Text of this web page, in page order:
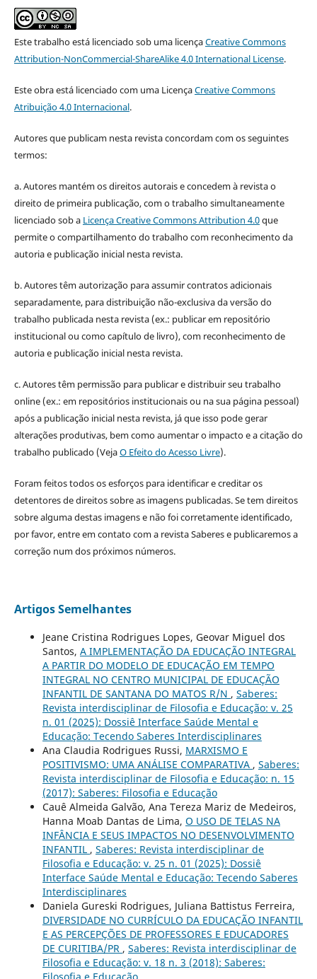
Este trabalho está licenciado sob uma licençaCreative Commons
Attribution-NonCommercial-ShareAlike 4.0 International License.
Este obra está licenciado com uma LicençaCreative Commons
Atribuição 4.0 Internacional.
Autores que publicam nesta revista concordam com os seguintes
termos:
a. Autores mantém os direitos autorais e concedem à revista o
direito de primeira publicação, com o trabalho simultaneamente
licenciado sob a Licença Creative Commons Attribution 4.0que
permite o compartilhamento do trabalho com reconhecimento da
autoria e publicação inicial nesta revista.
b. Autores têm autorização para assumir contratos adicionais
separadamente, para distribuição não-exclusiva da versão do
trabalho publicada nesta revista (ex.: publicar em repositório
institucional ou como capítulo de livro), com reconhecimento de
autoria e publicação inicial nesta revista.
c. Autores têm permissão para publicar e distribuir seu trabalho
online (ex.: em repositórios institucionais ou na sua página pessoal)
após a publicação inicial nesta revista, já que isso pode gerar
alterações produtivas, bem como aumentar o impacto e a citação do
trabalho publicado (VejaO Efeito do Acesso Livre).
Foram feitos todos os esforços para identificar e creditar os
detentores de direitos sobre as imagens publicadas. Se tem direitos
sobre alguma destas imagens e não foi corretamente identificado,
por favor, entre em contato com a revista Saberes e publicaremos a
correção num dos próximos números.
Artigos Semelhantes
Jeane Cristina Rodrigues Lopes, Geovar Miguel dos
Santos, A IMPLEMENTAÇÃO DA EDUCAÇÃO INTEGRAL
A PARTIR DO MODELO DE EDUCAÇÃO EM TEMPO
INTEGRAL NO CENTRO MUNICIPAL DE EDUCAÇÃO
INFANTIL DE SANTANA DO MATOS R/N , Saberes:
Revista interdisciplinar de Filosofia e Educação: v. 25
n. 01 (2025): Dossiê Interface Saúde Mental e
Educação: Tecendo Saberes Interdisciplinares
Ana Claudia Rodrigues Russi, MARXISMO E
POSITIVISMO: UMA ANÁLISE COMPARATIVA , Saberes:
Revista interdisciplinar de Filosofia e Educação: n. 15
(2017): Saberes: Filosofia e Educação
Cauê Almeida Galvão, Ana Tereza Mariz de Medeiros,
Hanna Moab Dantas de Lima, O USO DE TELAS NA
INFÂNCIA E SEUS IMPACTOS NO DESENVOLVIMENTO
INFANTIL , Saberes: Revista interdisciplinar de
Filosofia e Educação: v. 25 n. 01 (2025): Dossiê
Interface Saúde Mental e Educação: Tecendo Saberes
Interdisciplinares
Daniela Gureski Rodrigues, Juliana Battistus Ferreira,
DIVERSIDADE NO CURRÍCULO DA EDUCAÇÃO INFANTIL
E AS PERCEPÇÕES DE PROFESSORES E EDUCADORES
DE CURITIBA/PR , Saberes: Revista interdisciplinar de
Filosofia e Educação: v. 18 n. 3 (2018): Saberes: